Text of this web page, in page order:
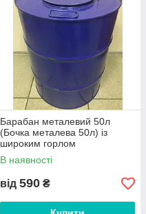
Барабан металевий 50л
(Бочка металева 50л) із
широким горлом
В наявності
від 590 ₴